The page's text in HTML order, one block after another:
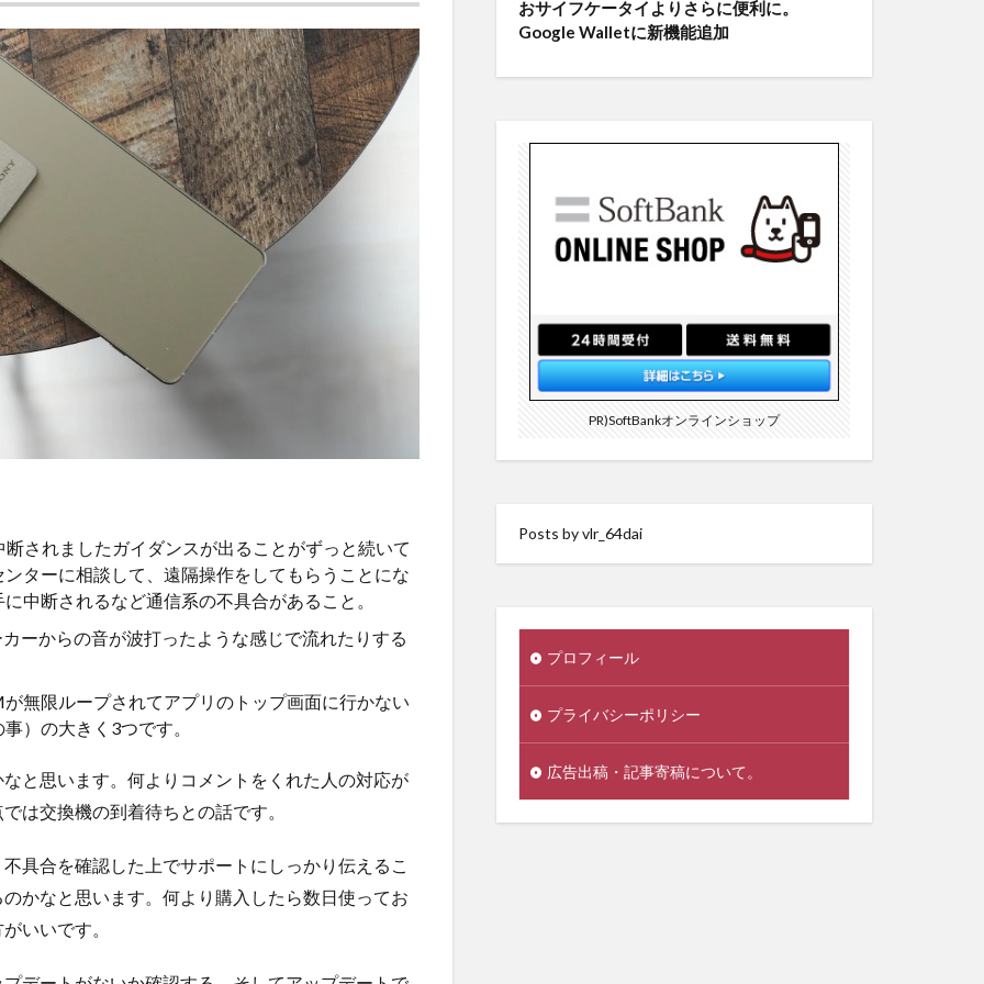
されましたガイダンスが出ることがずっと続いて
ターに相談して、遠隔操作をしてもらうことにな
中断されるなど通信系の不具合があること。
ーからの音が波打ったような感じで流れたりする
無限ループされてアプリのトップ画面に行かない
）の大きく3つです。
と思います。何よりコメントをくれた人の対応が
は交換機の到着待ちとの話です。
具合を確認した上でサポートにしっかり伝えるこ
かなと思います。何より購入したら数日使ってお
いいです。
おサイフケータイよりさらに便利に。
Google Walletに新機能追加
PR)SoftBankオンラインショップ
Posts by vlr_64dai
プロフィール
プライバシーポリシー
広告出稿・記事寄稿について。